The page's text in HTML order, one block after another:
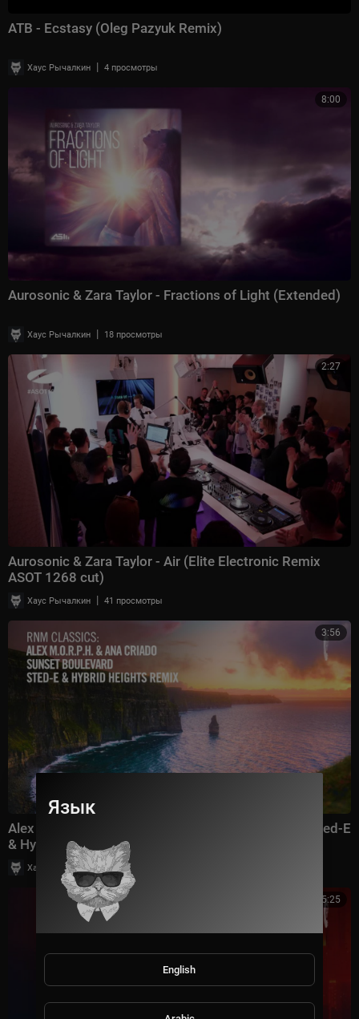
ATB - Ecstasy (Oleg Pazyuk Remix)
Хаус Рычалкин | 4 просмотры
8:00
Aurosonic & Zara Taylor - Fractions of Light (Extended)
Хаус Рычалкин | 18 просмотры
2:27
Aurosonic & Zara Taylor - Air (Elite Electronic Remix
ASOT 1268 cut)
Хаус Рычалкин | 41 просмотры
3:56
Alex M.O.R.P.H. & Ana Criado - Sunset Boulevard (Sted-E
& Hybrid Heights Remix) [TRANCE CLAS
Хаус Рычалкин | 9 просмотры
5:25
Язык
English